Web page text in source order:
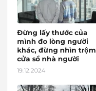
Đừng lấy thước của
mình đo lòng người
khác, đừng nhìn trộm
cửa sổ nhà người
19.12.2024